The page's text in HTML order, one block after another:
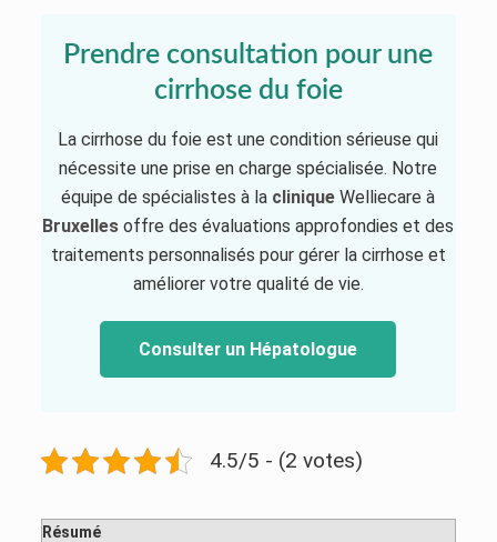
Prendre consultation pour une
cirrhose du foie
La cirrhose du foie est une condition sérieuse qui
nécessite une prise en charge spécialisée. Notre
équipe de spécialistes à la cliniqueWelliecare à
Bruxelles offre des évaluations approfondies et des
traitements personnalisés pour gérer la cirrhose et
améliorer votre qualité de vie.
Consulter un Hépatologue
4.5/5 - (2 votes)
Résumé